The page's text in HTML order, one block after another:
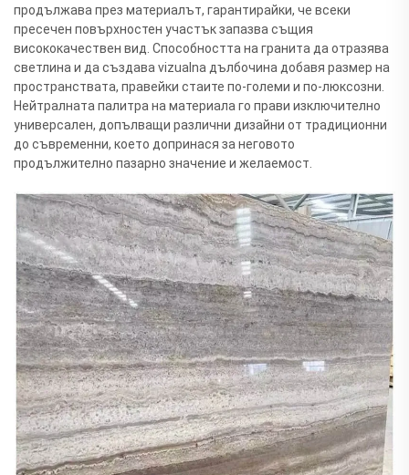
продължава през материалът, гарантирайки, че всеки
пресечен повърхностен участък запазва същия
висококачествен вид. Способността на гранита да отразява
светлина и да създава vizualna дълбочина добавя размер на
пространствата, правейки стаите по-големи и по-люксозни.
Нейтралната палитра на материала го прави изключително
универсален, допълващи различни дизайни от традиционни
до съвременни, което допринася за неговото
продължително пазарно значение и желаемост.